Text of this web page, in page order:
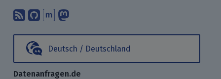
Abonniere unsere Blogbeiträge mit
Finde uns bei GitHub.
Unterhalte Dich mit uns über
Deutsch / Deutschland
Datenanfragen.de